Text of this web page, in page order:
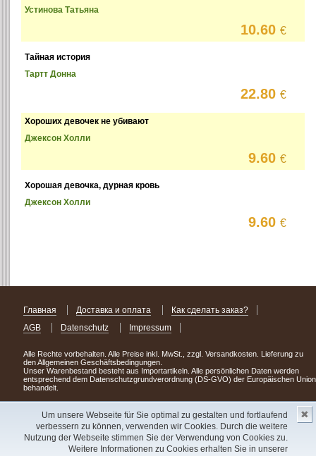
Um unsere Webseite für Sie optimal zu gestalten und fortlaufend
verbessern zu können, verwenden wir Cookies. Durch die weitere
Nutzung der Webseite stimmen Sie der Verwendung von Cookies zu.
Weitere Informationen zu Cookies erhalten Sie in unserer
✖
Устинова Татьяна
10.60€
Тайная история
Тартт Донна
22.80€
Хороших девочек не убивают
Джексон Холли
9.60€
Хорошая девочка, дурная кровь
Джексон Холли
9.60€
Главная Доставка и оплата
Как сделать заказ?
AGB
Datenschutz Impressum
Alle Rechte vorbehalten. Alle Preise inkl. MwSt., zzgl. Versandkosten. Lieferung zu
den Allgemeinen Geschäftsbedingungen.
Unser Warenbestand besteht aus Importartikeln. Alle persönlichen Daten werden
entsprechend dem Datenschutzgrundverordnung (DS-GVO) der Europäischen Union
behandelt.
Сделав заказ сегодня, уже через день или два Вы можете стать обладателем
НОВИНКИ из Германии! Удачного поиска!
Copyright 2003 - 2023 © Express-Kniga
V.A.Vorobiev